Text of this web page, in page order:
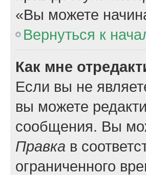
«Вы можете
Вернуться к
Как мне
Если вы не
вы можете
сообщения. Вы
Правка в
ограниченного